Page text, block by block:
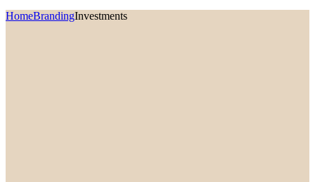
HomeBrandingInvestments